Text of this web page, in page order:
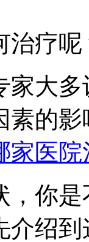
疗呢
大多
素的
家医
你是
介绍